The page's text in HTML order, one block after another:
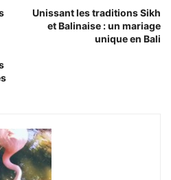
Unissant les traditions Sikh
et Balinaise : un mariage
unique en Bali